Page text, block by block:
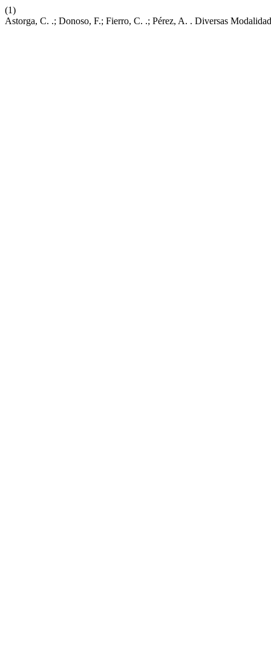
(1)
Astorga, C. .; Donoso, F.; Fierro, C. .; Pérez, A. . Diversas